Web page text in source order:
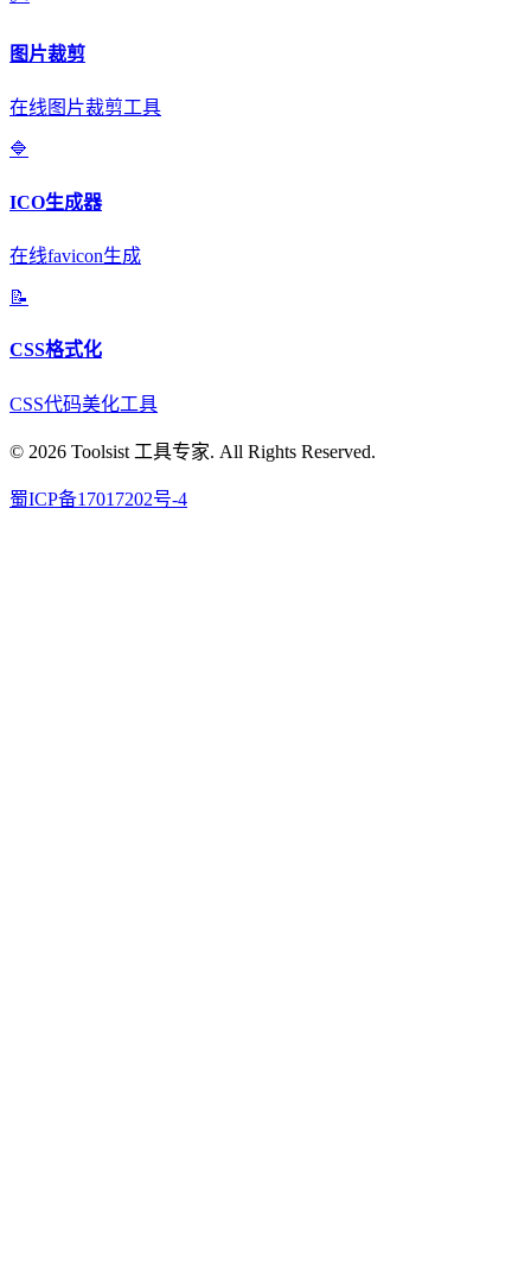
图片裁剪
在线图片裁剪工具
🔷
ICO生成器
在线favicon生成
📝
CSS格式化
CSS代码美化工具
© 2026 Toolsist 工具专家. All Rights Reserved.
蜀ICP备17017202号-4